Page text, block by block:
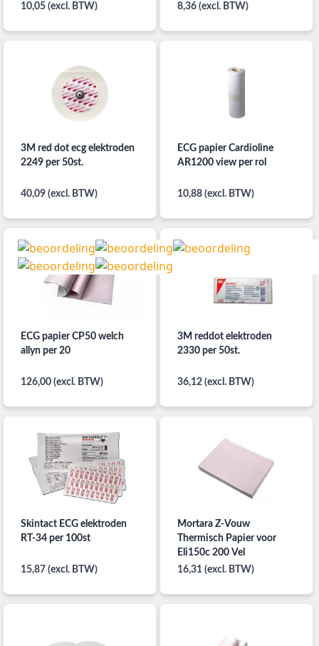
10,05 (excl. BTW) 8,36 (excl. BTW)
3M red dot ecg elektroden
2249 per 50st.
40,09 (excl. BTW)
ECG papier Cardioline
AR1200 view per rol
10,88 (excl. BTW)
ECG papier CP50 welch
allyn per 20
126,00 (excl. BTW)
3M reddot elektroden
2330 per 50st.
36,12 (excl. BTW)
Skintact ECG elektroden
RT-34 per 100st
15,87 (excl. BTW)
Mortara Z-Vouw
Thermisch Papier voor
Eli150c 200 Vel
16,31 (excl. BTW)